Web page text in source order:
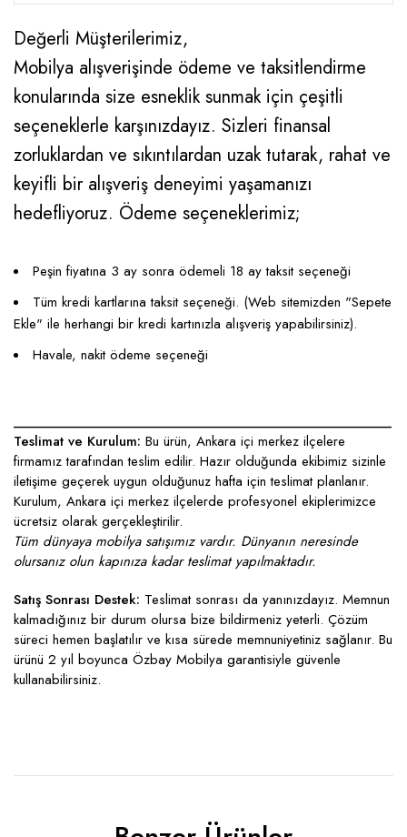
Değerli Müşterilerimiz,
Mobilya alışverişinde ödeme ve taksitlendirme
konularında size esneklik sunmak için çeşitli
seçeneklerle karşınızdayız. Sizleri finansal
zorluklardan ve sıkıntılardan uzak tutarak, rahat ve
keyifli bir alışveriş deneyimi yaşamanızı
hedefliyoruz. Ödeme seçeneklerimiz;
Peşin fiyatına 3 ay sonra ödemeli 18 ay taksit seçeneği
Tüm kredi kartlarına taksit seçeneği. (Web sitemizden "Sepete
Ekle" ile herhangi bir kredi kartınızla alışveriş yapabilirsiniz).
Havale, nakit ödeme seçeneği
____________________________________________________
Teslimat ve Kurulum: Bu ürün, Ankara içi merkez ilçelere
firmamız tarafından teslim edilir. Hazır olduğunda ekibimiz sizinle
iletişime geçerek uygun olduğunuz hafta için teslimat planlanır.
Kurulum, Ankara içi merkez ilçelerde profesyonel ekiplerimizce
ücretsiz olarak gerçekleştirilir.
Tüm dünyaya mobilya satışımız vardır. Dünyanın neresinde
olursanız olun kapınıza kadar teslimat yapılmaktadır.
Satış Sonrası Destek: Teslimat sonrası da yanınızdayız. Memnun
kalmadığınız bir durum olursa bize bildirmeniz yeterli. Çözüm
süreci hemen başlatılır ve kısa sürede memnuniyetiniz sağlanır. Bu
ürünü 2 yıl boyunca Özbay Mobilya garantisiyle güvenle
kullanabilirsiniz.